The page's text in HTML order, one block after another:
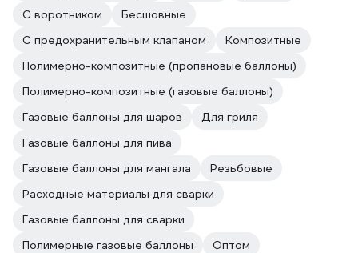
С воротником
Бесшовные
С предохранительным клапаном
Композитные
Полимерно-композитные (пропановые баллоны)
Полимерно-композитные (газовые баллоны)
Газовые баллоны для шаров
Для гриля
Газовые баллоны для пива
Газовые баллоны для мангала
Резьбовые
Расходные материалы для сварки
Газовые баллоны для сварки
Полимерные газовые баллоны
Оптом